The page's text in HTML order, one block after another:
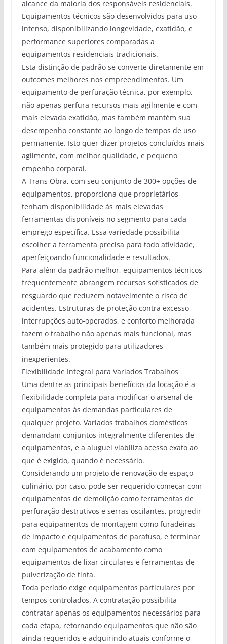
alcance da maioria dos responsáveis residenciais.
Equipamentos técnicos são desenvolvidos para uso
intenso, disponibilizando longevidade, exatidão, e
performance superiores comparadas a
equipamentos residenciais tradicionais.
Esta distinção de padrão se converte diretamente em
outcomes melhores nos empreendimentos. Um
equipamento de perfuração técnica, por exemplo,
não apenas perfura recursos mais agilmente e com
mais elevada exatidão, mas também mantém sua
desempenho constante ao longo de tempos de uso
permanente. Isto quer dizer projetos concluídos mais
agilmente, com melhor qualidade, e pequeno
empenho corporal.
A Trans Obra, com seu conjunto de 300+ opções de
equipamentos, proporciona que proprietários
tenham disponibilidade às mais elevadas
ferramentas disponíveis no segmento para cada
emprego específica. Essa variedade possibilita
escolher a ferramenta precisa para todo atividade,
aperfeiçoando funcionalidade e resultados.
Para além da padrão melhor, equipamentos técnicos
frequentemente abrangem recursos sofisticados de
resguardo que reduzem notavelmente o risco de
acidentes. Estruturas de proteção contra excesso,
interrupções auto-operados, e conforto melhorada
fazem o trabalho não apenas mais funcional, mas
também mais protegido para utilizadores
inexperientes.
Flexibilidade Integral para Variados Trabalhos
Uma dentre as principais benefícios da locação é a
flexibilidade completa para modificar o arsenal de
equipamentos às demandas particulares de
qualquer projeto. Variados trabalhos domésticos
demandam conjuntos integralmente diferentes de
equipamentos, e a aluguel viabiliza acesso exato ao
que é exigido, quando é necessário.
Considerando um projeto de renovação de espaço
culinário, por caso, pode ser requerido começar com
equipamentos de demolição como ferramentas de
perfuração destrutivos e serras oscilantes, progredir
para equipamentos de montagem como furadeiras
de impacto e equipamentos de parafuso, e terminar
com equipamentos de acabamento como
equipamentos de lixar circulares e ferramentas de
pulverização de tinta.
Toda período exige equipamentos particulares por
tempos controlados. A contratação possibilita
contratar apenas os equipamentos necessários para
cada etapa, retornando equipamentos que não são
ainda requeridos e adquirindo atuais conforme o